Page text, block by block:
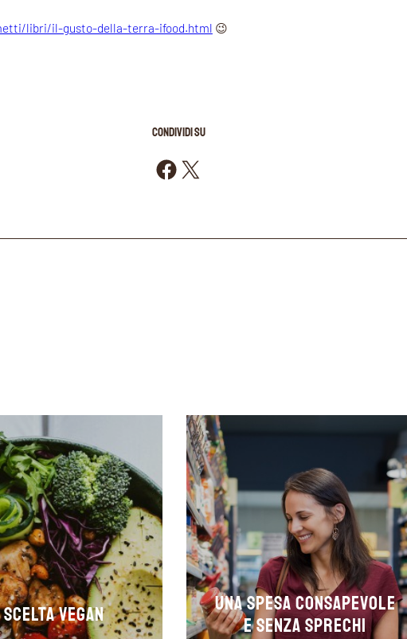
libri/il-gusto-della-terra-ifood.html 😉
CONDIVIDI SU
Condividi su Facebook
Condividi su X
scelta Vegan
Una spesa consapevole
e senza sprechi